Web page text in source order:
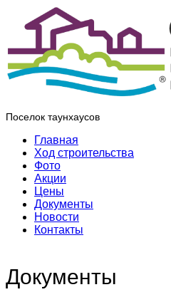
Поселок таунхаусов
Главная
Ход строительства
Фото
Акции
Цены
Документы
Новости
Контакты
Документы